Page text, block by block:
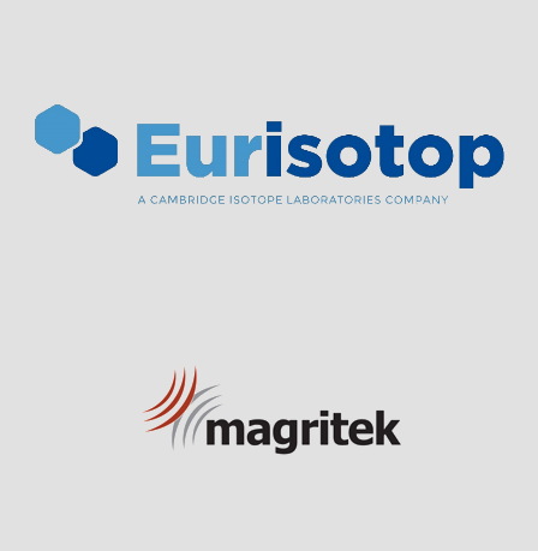
Visit Sponsor Page
Visit Sponsor Page